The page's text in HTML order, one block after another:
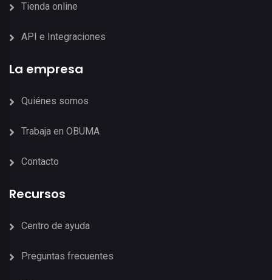
Tienda online
API e Integraciones
La empresa
Quiénes somos
Trabaja en OBUMA
Contacto
Recursos
Centro de ayuda
Preguntas frecuentes